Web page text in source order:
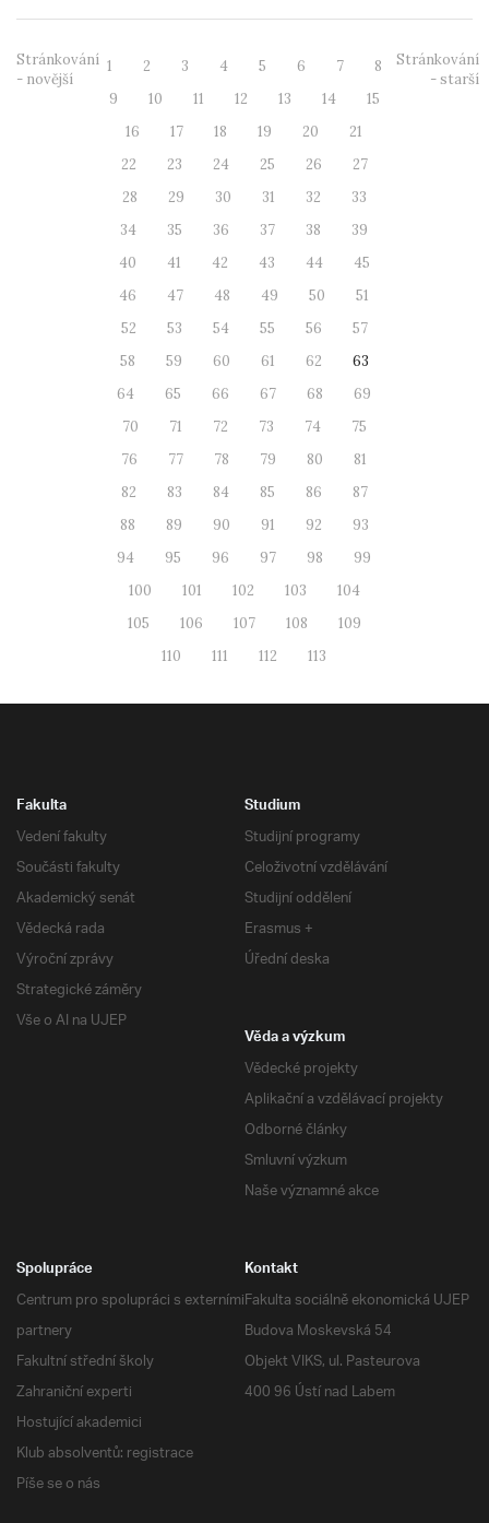
Stránkování
- novější
1 2 3 4 5 6 7
8
9
10 11 12 13 14
15
16
17 18 19 20
21
22
23 24 25 26
27
28
29 30 31 32
33
34
35 36 37 38
39
40
41 42 43 44
45
46
47 48 49 50
51
52
53 54 55 56
57
58
59 60 61 62
63
64
65 66 67 68
69
70
71 72 73 74
75
76
77 78 79 80
81
82
83 84 85 86
87
88
89 90 91 92
93
94
95 96 97 98
99
100
101 102 103
104
105
106 107 108
109
110
111 112 113
Stránkování
- starší
Fakulta
Vedení fakulty
Součásti fakulty
Akademický senát
Vědecká rada
Výroční zprávy
Strategické záměry
Vše o AI na UJEP
Studium
Studijní programy
Celoživotní vzdělávání
Studijní oddělení
Erasmus +
Úřední deska
Věda a výzkum
Vědecké projekty
Aplikační a vzdělávací projekty
Odborné články
Smluvní výzkum
Naše významné akce
Spolupráce
Centrum pro spolupráci s externími
partnery
Fakultní střední školy
Zahraniční experti
Hostující akademici
Klub absolventů: registrace
Píše se o nás
Kontakt
Fakulta sociálně ekonomická UJEP
Budova Moskevská 54
Objekt VIKS, ul. Pasteurova
400 96 Ústí nad Labem